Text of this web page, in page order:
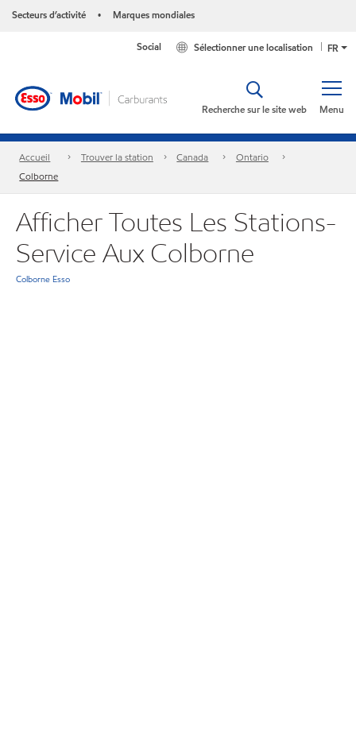
Secteurs d’activité • Marques mondiales
FR
Sélectionner une localisation
Social
Menu
Recherche sur le site web
Accueil Trouver la station Canada
Ontario
Colborne
Afficher Toutes Les Stations-
Service Aux Colborne
Colborne Esso